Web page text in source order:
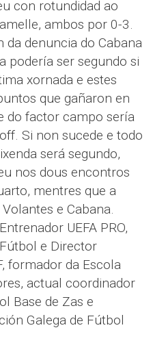
con rotundidad ao
ambos por 0-3.
da denuncia do Cabana
podería ser segundo si
xornada e estes
que gañaron en
do factor campo sería
Si non sucede e todo
será segundo,
nos dous encontros
mentres que a
e Cabana.
UEFA PRO,
e Director
formador da Escola
actual coordinador
Base de Zas e
Galega de Fútbol